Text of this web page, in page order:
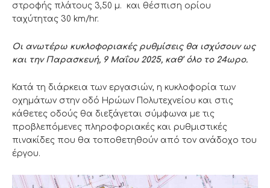
στροφής πλάτους 3,50 μ. και θέσπιση ορίου
ταχύτητας 30 km/hr.
Οι ανωτέρω κυκλοφοριακές ρυθμίσεις θα ισχύσουν ως
και την Παρασκευή, 9 Μαΐου 2025, καθ’ όλο το 24ωρο.
Κατά τη διάρκεια των εργασιών, η κυκλοφορία των
οχημάτων στην οδό Ηρώων Πολυτεχνείου και στις
κάθετες οδούς θα διεξάγεται σύμφωνα με τις
προβλεπόμενες πληροφοριακές και ρυθμιστικές
πινακίδες που θα τοποθετηθούν από τον ανάδοχο του
έργου.